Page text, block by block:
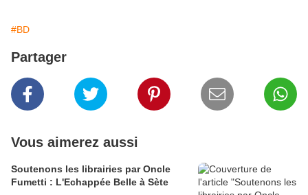
#BD
Partager
Vous aimerez aussi
Soutenons les librairies par Oncle
Fumetti : L'Echappée Belle à Sète